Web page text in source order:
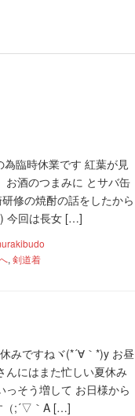
臨時休業です 紅葉が見
酒のつまみに とサバ缶
修の焼酎の話をしたから
今回は長女 […]
, 剣道着
みですねヾ(*´∀｀*)y お昼
んにはまた忙しい夏休み
っそう増して お日様から
（;´▽｀A […]